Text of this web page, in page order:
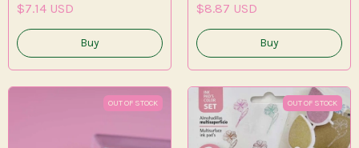
$7.14 USD
Buy
$8.87 USD
Buy
OUT OF STOCK OUT OF STOCK